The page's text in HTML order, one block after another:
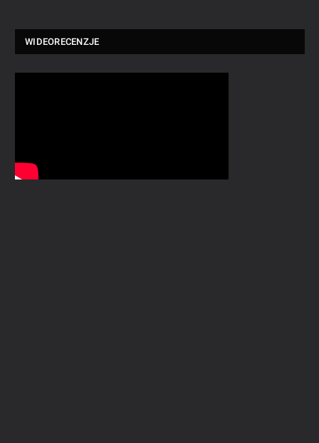
WIDEORECENZJE